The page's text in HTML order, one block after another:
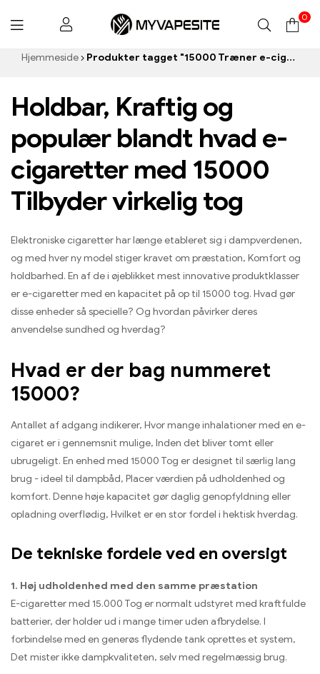
Myvapesite.de
0
Hjemmeside Produkter tagget "15000 Træner e-cigaretter”
Holdbar, Kraftig og
populær blandt hvad e-
cigaretter med 15000
Tilbyder virkelig tog
Elektroniske cigaretter har længe etableret sig i dampverdenen,
og med hver ny model stiger kravet om præstation, Komfort og
holdbarhed. En af de i øjeblikket mest innovative produktklasser
er e-cigaretter med en kapacitet på op til 15000 tog. Hvad gør
disse enheder så specielle? Og hvordan påvirker deres
anvendelse sundhed og hverdag?
Hvad er der bag nummeret
15000?
Antallet af adgang indikerer, Hvor mange inhalationer med en e-
cigaret er i gennemsnit mulige, Inden det bliver tomt eller
ubrugeligt. En enhed med 15000 Tog er designet til særlig lang
brug - ideel til dampbåd, Placer værdien på udholdenhed og
komfort. Denne høje kapacitet gør daglig genopfyldning eller
opladning overflødig, Hvilket er en stor fordel i hektisk hverdag.
De tekniske fordele ved en oversigt
1. Høj udholdenhed med den samme præstation
E-cigaretter med 15.000 Tog er normalt udstyret med kraftfulde
batterier, der holder ud i mange timer uden afbrydelse. I
forbindelse med en generøs flydende tank oprettes et system,
Det mister ikke dampkvaliteten, selv med regelmæssig brug.